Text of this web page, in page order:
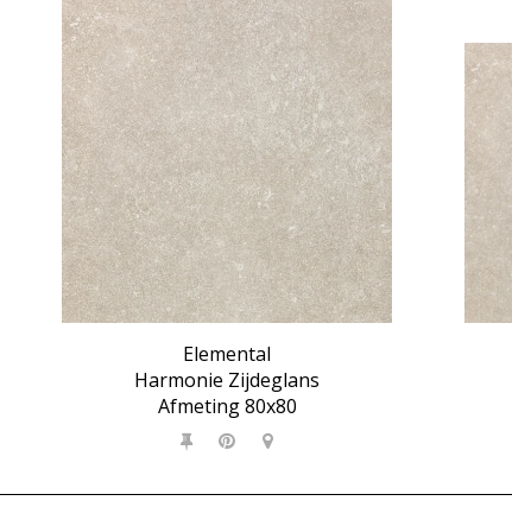
Elemental
Harmonie Zijdeglans
Afmeting 80x80